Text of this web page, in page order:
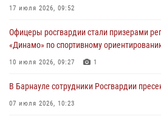
17 июля 2026, 09:52
Офицеры росгвардии стали призерами
«Динамо» по спортивному
10 июля 2026, 09:27 1
В Барнауле сотрудники Росгвардии
07 июля 2026, 10:23